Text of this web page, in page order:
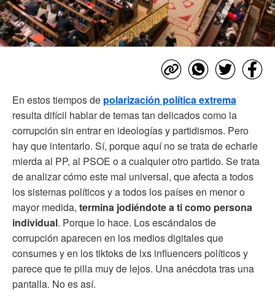
En estos tiempos de polarización política extrema
resulta difícil hablar de temas tan delicados como la
corrupción sin entrar en ideologías y partidismos. Pero
hay que intentarlo. Sí, porque aquí no se trata de echarle
mierda al PP, al PSOE o a cualquier otro partido. Se trata
de analizar cómo este mal universal, que afecta a todos
los sistemas políticos y a todos los países en menor o
mayor medida, termina jodiéndote a ti como persona
individual. Porque lo hace. Los escándalos de
corrupción aparecen en los medios digitales que
consumes y en los tiktoks de lxs influencers políticos y
parece que te pilla muy de lejos. Una anécdota tras una
pantalla. No es así.